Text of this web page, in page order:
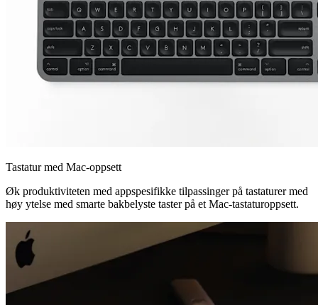
Tastatur med Mac-oppsett
Øk produktiviteten med appspesifikke tilpassinger på tastaturer med
høy ytelse med smarte bakbelyste taster på et Mac-tastaturoppsett.